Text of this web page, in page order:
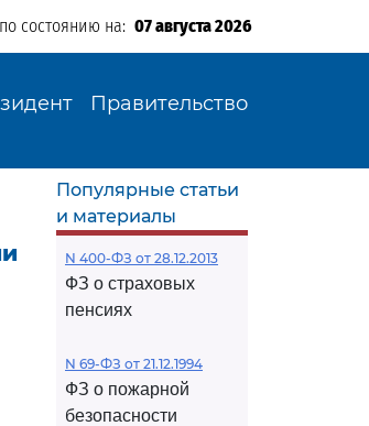
состоянию на: 07 августа 2026
Правительство
Популярные статьи
и материалы
N 400-ФЗ от 28.12.2013
ФЗ о страховых
пенсиях
N 69-ФЗ от 21.12.1994
ФЗ о пожарной
безопасности